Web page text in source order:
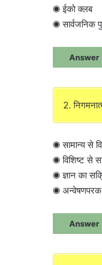
◉ ईको क्लब
◉ सार्वजनिक
Answer
2.
◉ सामान्य से
◉ विशिष्ट से
◉ ज्ञान का
◉ अन्वेषणपरक
Answer